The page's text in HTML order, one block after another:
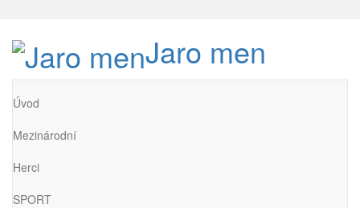
Jaro men
Úvod
Mezinárodní
Herci
SPORT